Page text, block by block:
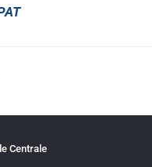
Centrale